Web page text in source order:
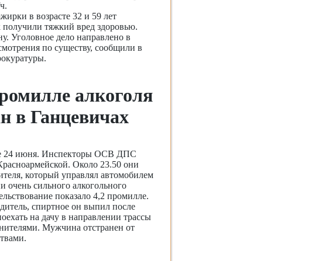
в возрасте 32 и 59 лет
получили тяжкий вред здоровью.
Уголовное дело направлено в
по существу, сообщили в
алкоголя
в Ганцевичах
24 июня. Инспекторы ОСВ ДПС
Около 23.50 они
который управлял автомобилем
сильного алкогольного
показало 4,2 промилле.
спиртное он выпил после
на дачу в направлении трассы
Мужчина отстранен от